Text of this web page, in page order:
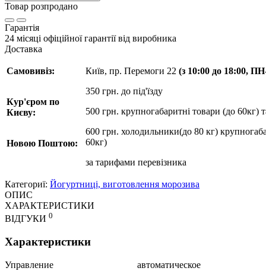
Товар розпродано
Гарантія
24 місяці офіційної гарантії від виробника
Доставка
Самовивіз:
Кур'єром по
Києву:
Новою Поштою:
Київ, пр. Перемоги 22 (з 10:00 до 18:00,
350 грн. до під'їзду
500 грн. крупногабаритні товари (до 60кг)
600 грн. холодильники(до 80 кг)
60кг)
за тарифами перевізника
Категориї: Йогуртниці, виготовлення морозива
ОПИС
ХАРАКТЕРИСТИКИ
ВІДГУКИ 0
Характеристики
Управление
автоматическое